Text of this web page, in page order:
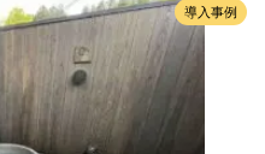
導入事例